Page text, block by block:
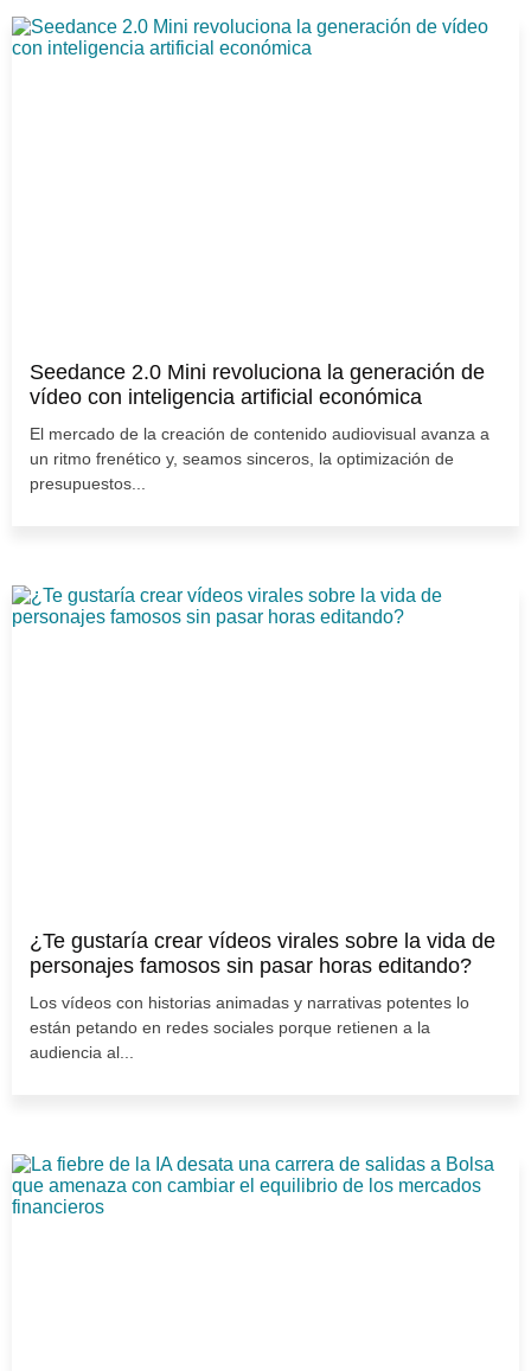
Seedance 2.0 Mini revoluciona la generación de
vídeo con inteligencia artificial económica
El mercado de la creación de contenido audiovisual avanza a
un ritmo frenético y, seamos sinceros, la optimización de
presupuestos...
¿Te gustaría crear vídeos virales sobre la vida de
personajes famosos sin pasar horas editando?
Los vídeos con historias animadas y narrativas potentes lo
están petando en redes sociales porque retienen a la
audiencia al...